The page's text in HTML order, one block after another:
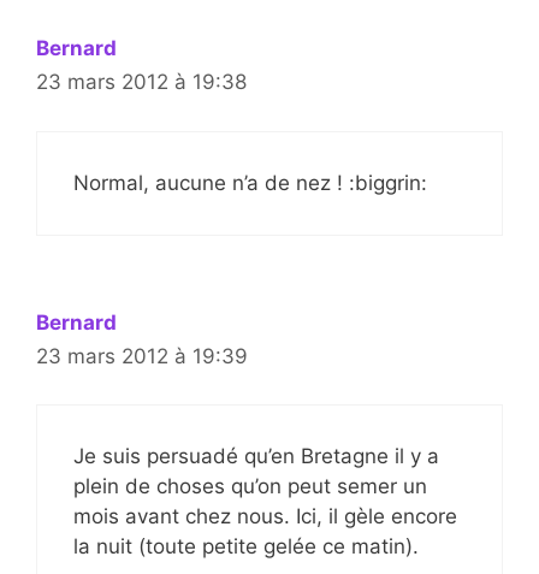
Bernard
23 mars 2012 à 19:38
Normal, aucune n’a de nez ! :biggrin:
Bernard
23 mars 2012 à 19:39
Je suis persuadé qu’en Bretagne il y a
plein de choses qu’on peut semer un
mois avant chez nous. Ici, il gèle encore
la nuit (toute petite gelée ce matin).